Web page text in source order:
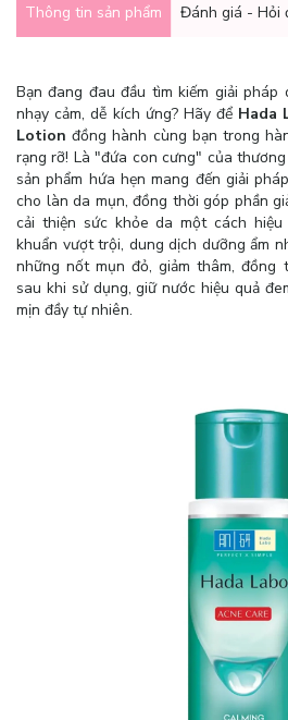
Thông tin sản phẩm Đánh giá - Hỏi
Bạn đang đau đầu tìm kiếm giải pháp
nhạy cảm, dễ kích ứng? Hãy để Hada
Lotion đồng hành cùng bạn trong
rạng rỡ! Là "đứa con cưng" của
sản phẩm hứa hẹn mang đến giải
cho làn da mụn, đồng thời góp phần
cải thiện sức khỏe da một cách
khuẩn vượt trội, dung dịch dưỡng ẩm
những nốt mụn đỏ, giảm thâm, đồng
sau khi sử dụng, giữ nước hiệu quả
mịn đầy tự nhiên.